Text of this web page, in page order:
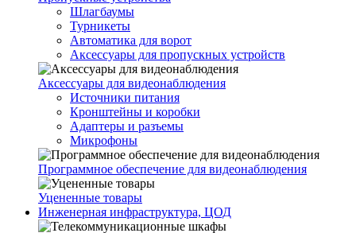
Шлагбаумы
Турникеты
Автоматика для ворот
Аксессуары для пропускных устройств
Аксессуары для видеонаблюдения
Источники питания
Кронштейны и коробки
Адаптеры и разъемы
Микрофоны
Программное обеспечение для видеонаблюдения
Уцененные товары
Инженерная инфраструктура, ЦОД